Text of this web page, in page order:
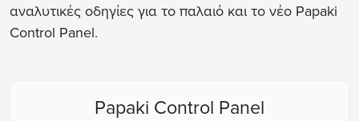
αναλυτικές οδηγίες για το παλαιό και το νέο Papaki
Control Panel.
Papaki Control Panel